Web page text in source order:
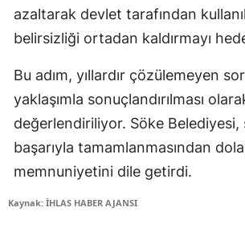
azaltarak devlet tarafından
belirsizliği ortadan kaldırmayı
Bu adım, yıllardır çözülemeyen
yaklaşımla sonuçlandırılması
değerlendiriliyor. Söke Belediyesi,
başarıyla tamamlanmasından
memnuniyetini dile getirdi.
Kaynak: İHLAS HABER AJANSI